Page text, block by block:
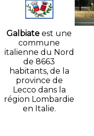
Galbiate est une
commune
italienne du Nord
de 8663
habitants, de la
province de
Lecco dans la
région Lombardie
en Italie.